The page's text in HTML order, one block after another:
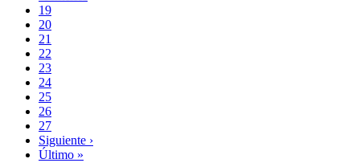
anterior
Page
19
Page
20
Page
21
Page
22
Página
actual
23
Page
24
Page
25
Page
26
Page
27
Siguiente
página
Siguiente ›
Última
Último »